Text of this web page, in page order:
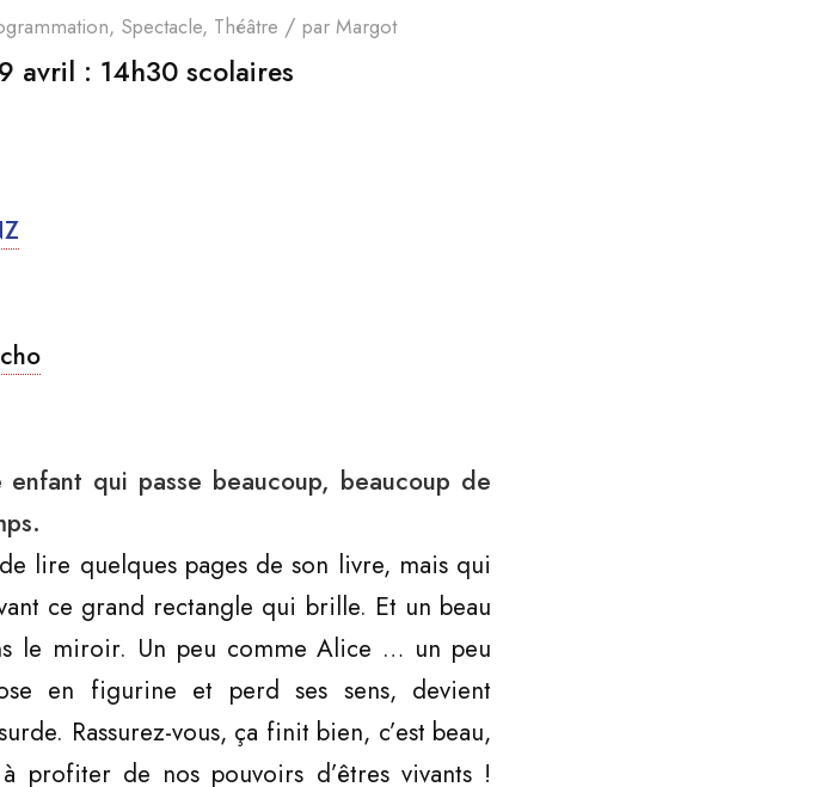
, Spectacle, Théâtre / par Margot
avril : 14h30 scolaires
qui passe beaucoup, beaucoup de
lire quelques pages de son livre, mais qui
ce grand rectangle qui brille. Et un beau
le miroir. Un peu comme Alice … un peu
en figurine et perd ses sens, devient
Rassurez-vous, ça finit bien, c’est beau,
profiter de nos pouvoirs d’êtres vivants !